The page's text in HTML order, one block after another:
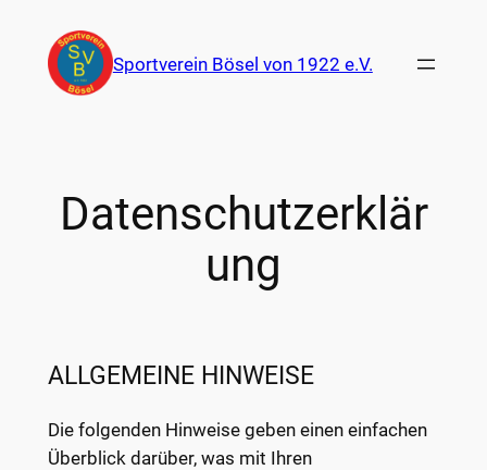
Inhalt
springen
Sportverein Bösel von 1922 e.V.
Datenschutzerklär
ung
ALLGEMEINE HINWEISE
Die folgenden Hinweise geben einen einfachen
Überblick darüber, was mit Ihren